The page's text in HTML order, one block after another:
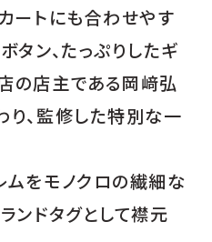
ートにも合わせやす
タン、たっぷりしたギ
店主である岡﨑弘
、監修した特別な一
をモノクロの繊細な
ンドタグとして襟元